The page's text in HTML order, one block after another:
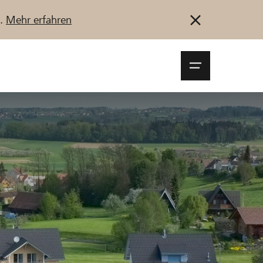
Mehr erfahren
Anmelden Registrieren
Jetzt starten